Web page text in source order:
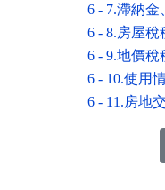
6 - 7.滯納
6 - 8.房屋稅
6 - 9.地價稅
6 - 10.使用
6 - 11.房地